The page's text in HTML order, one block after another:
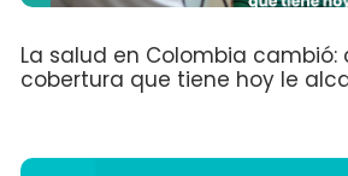
La salud en Colombia cambió:
cobertura que tiene hoy le